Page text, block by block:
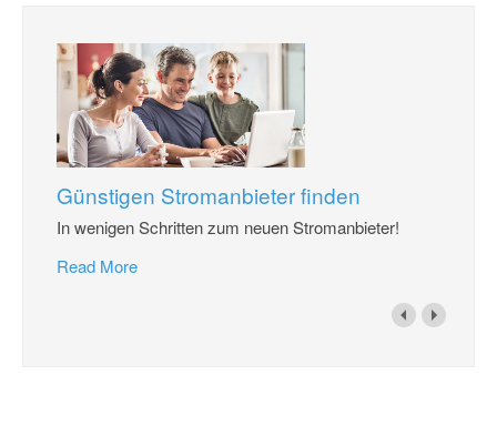
Günstigen Stromanbieter finden
In wenigen Schritten zum neuen Stromanbieter!
Read More